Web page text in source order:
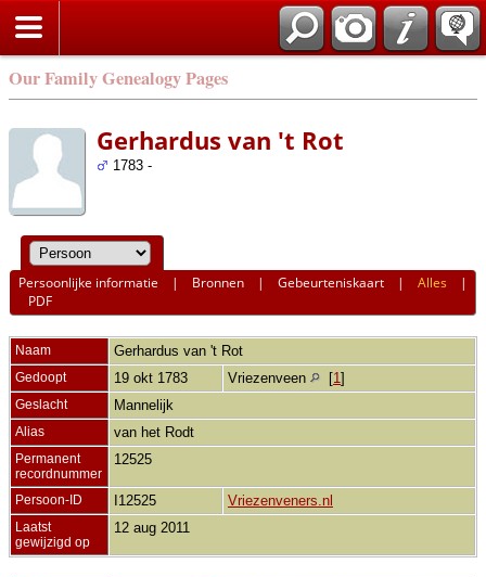
Our Family Genealogy Pages
Gerhardus van 't Rot
1783 -
Persoonlijke informatie | Bronnen |Gebeurteniskaart |Alles |
PDF
Naam Gerhardus van 't Rot
Gedoopt 19 okt 1783 Vriezenveen [1 ]
Geslacht Mannelijk
Alias van het Rodt
Permanent
recordnummer
12525
Persoon-ID I12525 Vriezenveners.nl
Laatst
gewijzigd op
12 aug 2011